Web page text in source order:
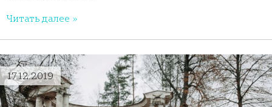
Читать далее »
17.12.2019